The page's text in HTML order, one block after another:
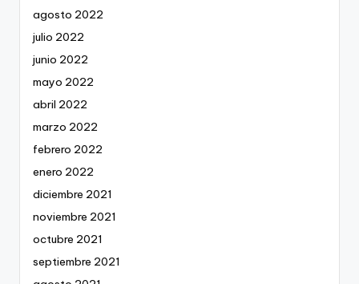
agosto 2022
julio 2022
junio 2022
mayo 2022
abril 2022
marzo 2022
febrero 2022
enero 2022
diciembre 2021
noviembre 2021
octubre 2021
septiembre 2021